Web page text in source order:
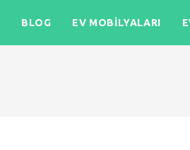
BLOG EV MOBILYALARI